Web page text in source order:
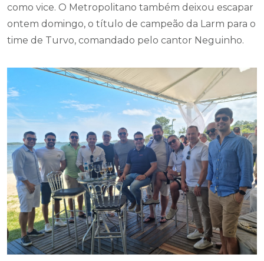
como vice. O Metropolitano também deixou escapar
ontem domingo, o título de campeão da Larm para o
time de Turvo, comandado pelo cantor Neguinho.